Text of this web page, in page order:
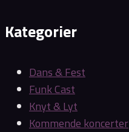
Kategorier
Dans & Fest
Funk Cast
Knyt & Lyt
Kommende koncerter